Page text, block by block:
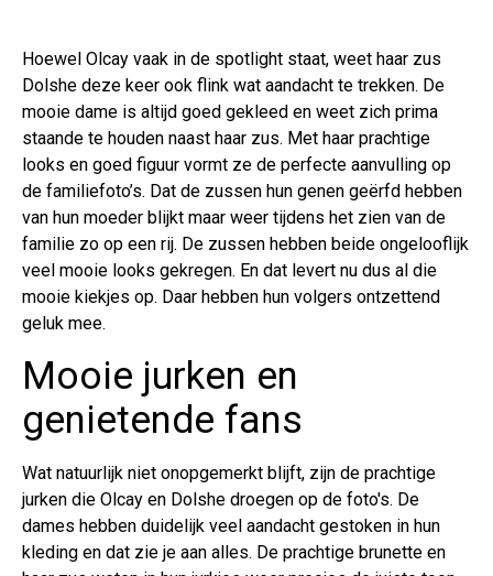
Hoewel Olcay vaak in de spotlight staat, weet haar zus
Dolshe deze keer ook flink wat aandacht te trekken. De
mooie dame is altijd goed gekleed en weet zich prima
staande te houden naast haar zus. Met haar prachtige
looks en goed figuur vormt ze de perfecte aanvulling op
de familiefoto’s. Dat de zussen hun genen geërfd hebben
van hun moeder blijkt maar weer tijdens het zien van de
familie zo op een rij. De zussen hebben beide ongelooflijk
veel mooie looks gekregen. En dat levert nu dus al die
mooie kiekjes op. Daar hebben hun volgers ontzettend
geluk mee.
Mooie jurken en
genietende fans
Wat natuurlijk niet onopgemerkt blijft, zijn de prachtige
jurken die Olcay en Dolshe droegen op de foto's. De
dames hebben duidelijk veel aandacht gestoken in hun
kleding en dat zie je aan alles. De prachtige brunette en